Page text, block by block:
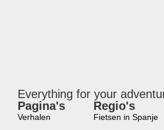
Everything for your
Pagina's
Verhalen
Regio's
Fietsen in Spanje